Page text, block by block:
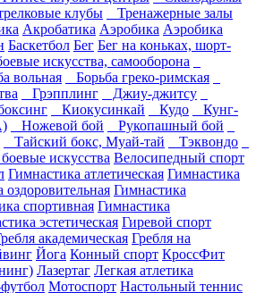
клубы
Тренажерные залы
Акробатика Аэробика Аэробика
Баскетбол Бег Бег на коньках, шорт-
искусства, самооборона
вольная
Борьба греко-римская
Грэпплинг
Джиу-джитсу
Киокусинкай Кудо
Кунг-
Ножевой бой
Рукопашный бой
Тайский бокс, Муай-тай
Тэквондо
искусства Велосипедный спорт
Гимнастика атлетическая Гимнастика
оздоровительная Гимнастика
спортивная Гимнастика
эстетическая Гиревой спорт
академическая Гребля на
Йога Конный спорт КроссФит
Лазертаг Легкая атлетика
Мотоспорт Настольный теннис